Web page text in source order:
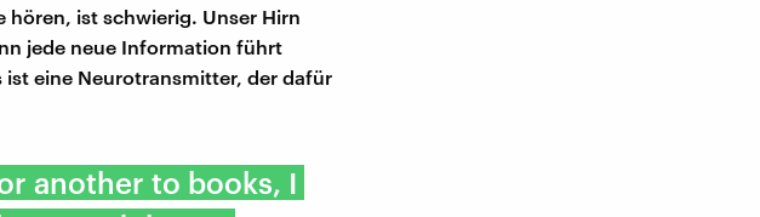
hören, ist schwierig. Unser Hirn
jede neue Information führt
ist eine Neurotransmitter, der dafür
another to books, I